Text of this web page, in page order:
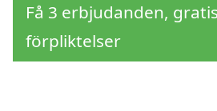
Få 3 erbjudanden,
förpliktelser